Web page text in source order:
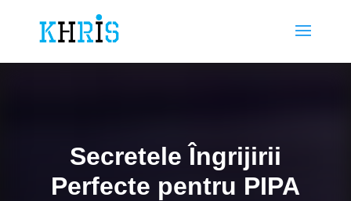
Secretele Îngrijirii
Perfecte pentru PIPA